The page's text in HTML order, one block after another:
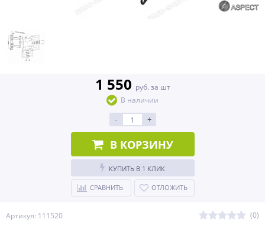
Артикул: 111520 (0)
1 550 руб. за шт
В наличии
- +
В КОРЗИНУ
КУПИТЬ В 1 КЛИК
СРАВНИТЬ ОТЛОЖИТЬ